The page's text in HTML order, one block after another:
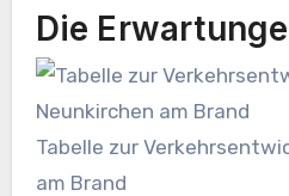
Die
Tabelle zur
am Brand